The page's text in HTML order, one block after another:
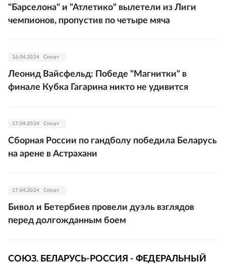
"Барселона" и "Атлетико" вылетели из Лиги
чемпионов, пропустив по четыре мяча
16.04.2024 Спорт
Леонид Вайсфельд: Победе "Магнитки" в
финале Кубка Гагарина никто не удивится
17.04.2024 Спорт
Сборная России по гандболу победила Беларусь
на арене в Астрахани
17.04.2024 Спорт
Бивол и Бетербиев провели дуэль взглядов
перед долгожданным боем
СОЮЗ. БЕЛАРУСЬ-РОССИЯ - ФЕДЕРАЛЬНЫЙ